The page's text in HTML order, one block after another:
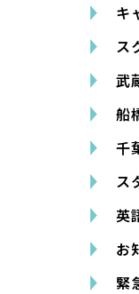
キ
ス
武
船
千
ス
英
お
緊